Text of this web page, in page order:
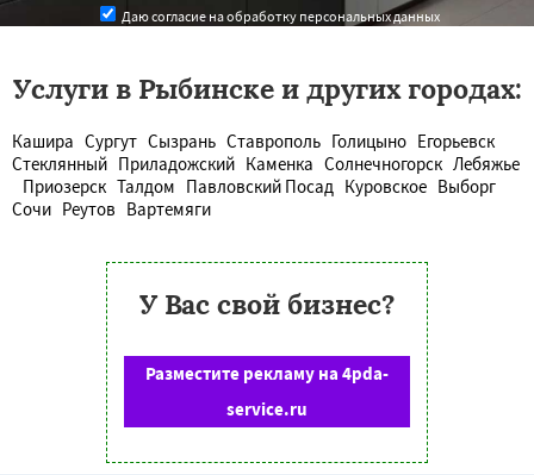
Даю согласие на обработку персональных данных
Услуги в Рыбинске и других городах:
Кашира Сургут Сызрань Ставрополь Голицыно Егорьевск
Стеклянный Приладожский Каменка Солнечногорск Лебяжье
Приозерск Талдом Павловский Посад Куровское Выборг
Сочи Реутов Вартемяги
У Вас свой бизнес?
Разместите рекламу на 4pda-
service.ru